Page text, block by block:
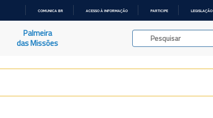
COMUNICA BR ACESSO À INFORMAÇÃO PARTICIPE LEGISLAÇÃO
Palmeira
das Missões